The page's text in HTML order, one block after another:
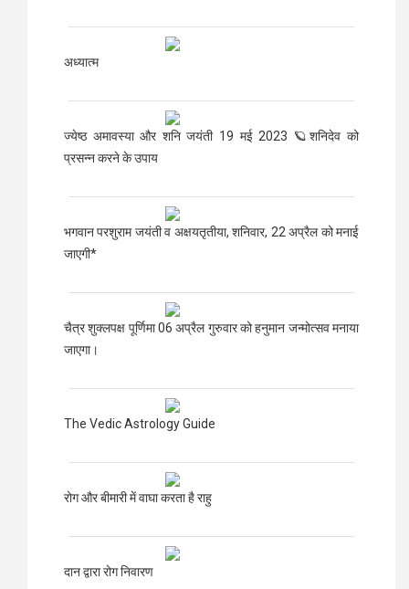
अध्यात्म
ज्येष्ठ अमावस्या और शनि जयंती 19 मई 2023 🪐शनिदेव को
प्रसन्न करने के उपाय
भगवान परशुराम जयंती व अक्षयतृतीया, शनिवार, 22 अप्रैल को मनाई
जाएगी*
चैत्र शुक्लपक्ष पूर्णिमा 06 अप्रैल गुरुवार को हनुमान जन्मोत्सव मनाया
जाएगा।
The Vedic Astrology Guide
रोग और बीमारी में वाघा करता है राहु
दान द्वारा रोग निवारण